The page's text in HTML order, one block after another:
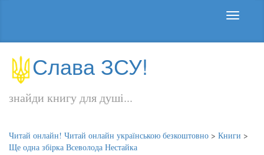
Слава ЗСУ!
знайди книгу для душі...
Читай онлайн! Читай онлайн українською безкоштовно > Книги >
Ще одна збірка Всеволода Нестайка